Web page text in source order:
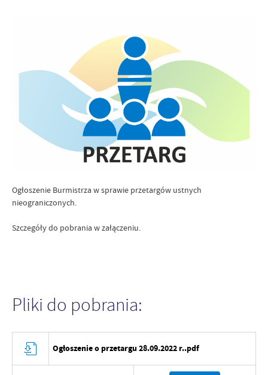
Ogłoszenie Burmistrza w sprawie przetargów ustnych
nieograniczonych.
Szczegóły do pobrania w załączeniu.
Pliki do pobrania:
Ogłoszenie o przetargu 28.09.2022 r..pdf